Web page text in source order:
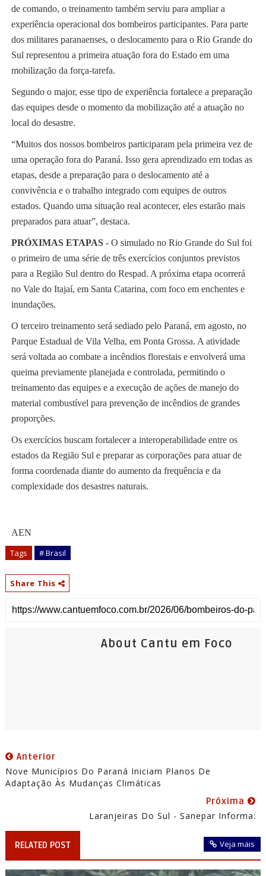
de comando, o treinamento também serviu para ampliar a
experiência operacional dos bombeiros participantes. Para parte
dos militares paranaenses, o deslocamento para o Rio Grande do
Sul representou a primeira atuação fora do Estado em uma
mobilização da força-tarefa.
Segundo o major, esse tipo de experiência fortalece a preparação
das equipes desde o momento da mobilização até a atuação no
local do desastre.
“Muitos dos nossos bombeiros participaram pela primeira vez de
uma operação fora do Paraná. Isso gera aprendizado em todas as
etapas, desde a preparação para o deslocamento até a
convivência e o trabalho integrado com equipes de outros
estados. Quando uma situação real acontecer, eles estarão mais
preparados para atuar”, destaca.
PRÓXIMAS ETAPAS - O simulado no Rio Grande do Sul foi
o primeiro de uma série de três exercícios conjuntos previstos
para a Região Sul dentro do Respad. A próxima etapa ocorrerá
no Vale do Itajaí, em Santa Catarina, com foco em enchentes e
inundações.
O terceiro treinamento será sediado pelo Paraná, em agosto, no
Parque Estadual de Vila Velha, em Ponta Grossa. A atividade
será voltada ao combate a incêndios florestais e envolverá uma
queima previamente planejada e controlada, permitindo o
treinamento das equipes e a execução de ações de manejo do
material combustível para prevenção de incêndios de grandes
proporções.
Os exercícios buscam fortalecer a interoperabilidade entre os
estados da Região Sul e preparar as corporações para atuar de
forma coordenada diante do aumento da frequência e da
complexidade dos desastres naturais.
AEN
Tags # Brasil
Share This
About Cantu em Foco
Anterior
Nove Municípios Do Paraná Iniciam Planos De
Adaptação Às Mudanças Climáticas
Próxima
Laranjeiras Do Sul - Sanepar Informa:
RELATED POST Veja mais